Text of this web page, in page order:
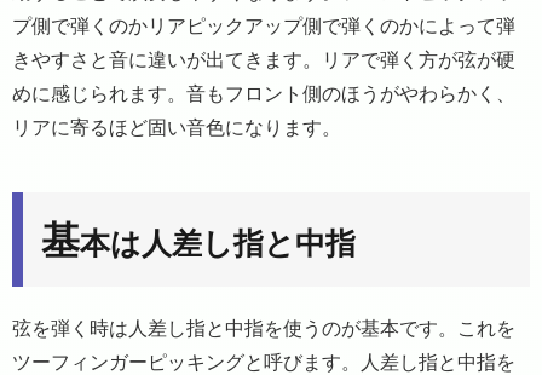
プ側で弾くのかリアピックアップ側で弾くのかによって弾
きやすさと音に違いが出てきます。リアで弾く方が弦が硬
めに感じられます。音もフロント側のほうがやわらかく、
リアに寄るほど固い音色になります。
基本は人差し指と中指
弦を弾く時は人差し指と中指を使うのが基本です。これを
ツーフィンガーピッキングと呼びます。人差し指と中指を